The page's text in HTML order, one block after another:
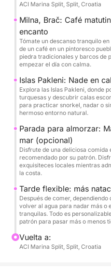
cristalina que invita a
completa serenidad.
Al acercarse el mediodía,
lugar costero muy
donde el marisco fresco,
los vinos de la isla realzan
gastronomía dálmata.
ritmo de la tarde lo
prefieras disfrutar del sol,
tranquilos e vírgenes de la
Con total flexibilidad,
momento a tu estado de
patrón, lo que garantiza
verdaderamente
asegurar tu plaza y crear
la deslumbrante costa
Con total flexibilidad,
ACI Marina Split, Split, Croatia
Milna, Brač: Café
encanto
Tómate un descanso tranquilo
de un café en un pintoresco
piedra tradicionales y barcos de
empezar el día con calma.
Islas Pakleni: Nade en
Explora las Islas Pakleni, donde
turquesas y descubrir calas
para practicar snorkel, nadar o
hermoso entorno natural.
Parada para almorzar:
mar (opcional)
Disfrute de una deliciosa
recomendado por su patrón.
exquisiteces locales mientras
la costa.
Tarde flexible: más
Después de comer,
volver al agua para nadar más o
tranquilas. Todo es
patrón para pasar más o menos
Vuelta a:
ACI Marina Split, Split, Croatia